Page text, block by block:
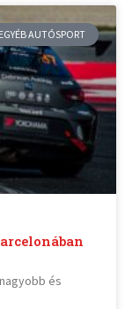
EGYÉB AUTÓSPORT
és